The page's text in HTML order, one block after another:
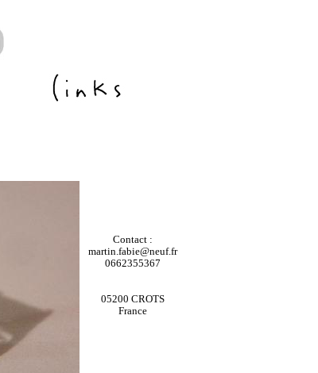
Contact :
martin.fabie@neuf.fr
0662355367
05200 CROTS
France